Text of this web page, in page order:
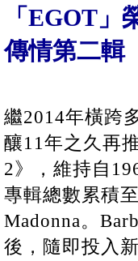
「EGOT
傳情第二輯
繼2014年橫跨
釀11年之久再
2》，維持自
專輯總數累積
Madonna。
後，隨即投入